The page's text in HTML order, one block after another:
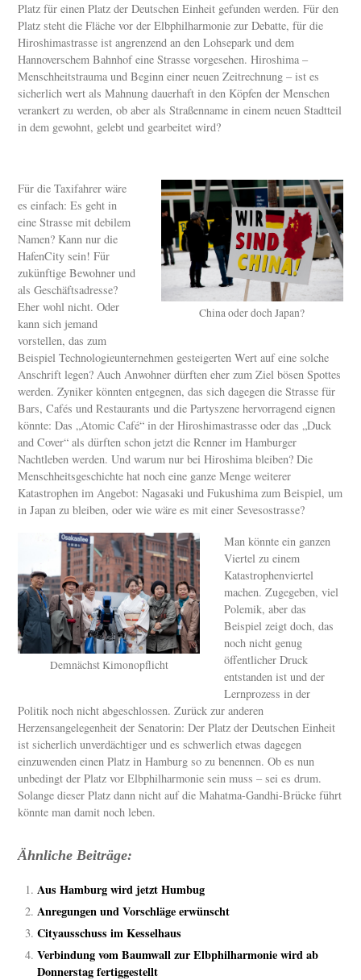
Platz für einen Platz der Deutschen Einheit gefunden werden. Für den
Platz steht die Fläche vor der Elbphilharmonie zur Debatte, für die
Hiroshimastrasse ist angrenzend an den Lohsepark und dem
Hannoverschem Bahnhof eine Strasse vorgesehen. Hiroshima –
Menschheitstrauma und Beginn einer neuen Zeitrechnung – ist es
sicherlich wert als Mahnung dauerhaft in den Köpfen der Menschen
verankert zu werden, ob aber als Straßenname in einem neuen Stadtteil
in dem gewohnt, gelebt und gearbeitet wird?
China oder doch Japan?
Für die Taxifahrer wäre
es einfach: Es geht in
eine Strasse mit debilem
Namen? Kann nur die
HafenCity sein! Für
zukünftige Bewohner und
als Geschäftsadresse?
Eher wohl nicht. Oder
kann sich jemand
vorstellen, das zum
Beispiel Technologieunternehmen gesteigerten Wert auf eine solche
Anschrift legen? Auch Anwohner dürften eher zum Ziel bösen Spottes
werden. Zyniker könnten entgegnen, das sich dagegen die Strasse für
Bars, Cafés und Restaurants und die Partyszene hervorragend eignen
könnte: Das „Atomic Café“ in der Hiroshimastrasse oder das „Duck
and Cover“ als dürften schon jetzt die Renner im Hamburger
Nachtleben werden. Und warum nur bei Hiroshima bleiben? Die
Menschheitsgeschichte hat noch eine ganze Menge weiterer
Katastrophen im Angebot: Nagasaki und Fukushima zum Beispiel, um
in Japan zu bleiben, oder wie wäre es mit einer Sevesostrasse?
Demnächst Kimonopflicht
Man könnte ein ganzen
Viertel zu einem
Katastrophenviertel
machen. Zugegeben, viel
Polemik, aber das
Beispiel zeigt doch, das
noch nicht genug
öffentlicher Druck
entstanden ist und der
Lernprozess in der
Politik noch nicht abgeschlossen. Zurück zur anderen
Herzensangelegenheit der Senatorin: Der Platz der Deutschen Einheit
ist sicherlich unverdächtiger und es schwerlich etwas dagegen
einzuwenden einen Platz in Hamburg so zu benennen. Ob es nun
unbedingt der Platz vor Elbphilharmonie sein muss – sei es drum.
Solange dieser Platz dann nicht auf die Mahatma-Gandhi-Brücke führt
könnte man damit noch leben.
Ähnliche Beiträge:
Aus Hamburg wird jetzt Humbug
Anregungen und Vorschläge erwünscht
Cityausschuss im Kesselhaus
Verbindung vom Baumwall zur Elbphilharmonie wird ab
Donnerstag fertiggestellt